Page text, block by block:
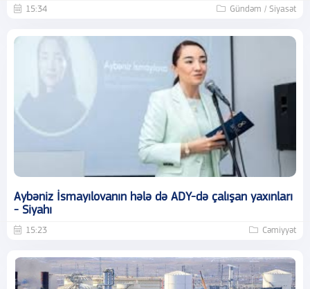
15:34 Gündəm / Siyasət
Aybəniz İsmayılovanın hələ də ADY-də çalışan yaxınları
- Siyahı
15:23 Cəmiyyət